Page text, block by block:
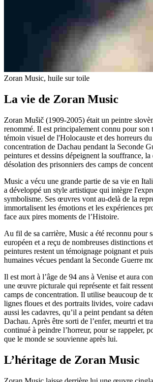
Zoran Music, huile sur toile
La vie de Zoran Music
Zoran Mušič (1909-2005) était un peintre
renommé. Il est principalement connu pour son
témoin visuel de l'Holocauste et des horreurs
concentration de Dachau pendant la Seconde
peintures et dessins dépeignent la souffrance, la
désolation des prisonniers des camps de
Music a vécu une grande partie de sa vie en
a développé un style artistique qui intègre
symbolisme. Ses œuvres vont au-delà de la
immortalisent les émotions et les expériences
face aux pires moments de l’Histoire.
Au fil de sa carrière, Music a été reconnu pour
européen et a reçu de nombreuses distinctions
peintures restent un témoignage poignant et
humaines vécues pendant la Seconde Guerre
Il est mort à l’âge de 94 ans à Venise et aura
une œuvre picturale qui représente et fait
camps de concentration. Il utilise beaucoup de
lignes floues et des portraits livides, voire
aussi les cadavres, qu’il a peint pendant sa
Dachau. Après être sorti de l’enfer, meurtri et
continué à peindre l’horreur, pour se rappeler,
que le monde se souvienne après lui.
L’héritage de Zoran Music